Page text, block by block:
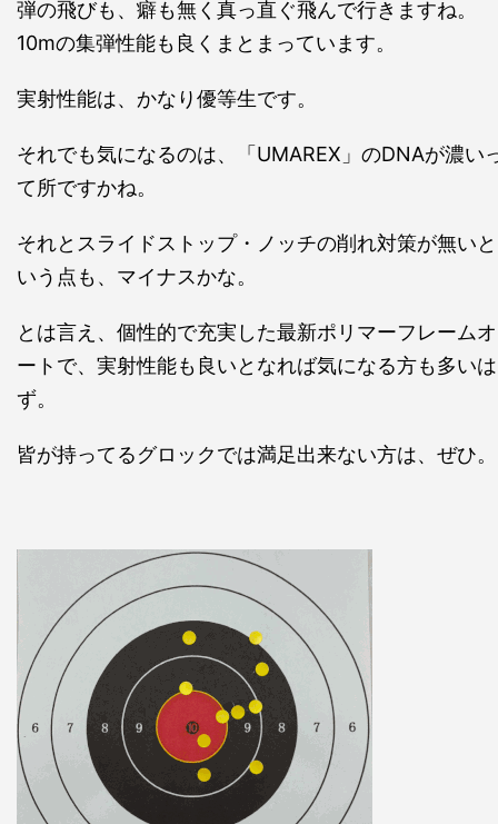
弾の飛びも、癖も無く真っ直ぐ飛んで行きますね。
10mの集弾性能も良くまとまっています。
実射性能は、かなり優等生です。
それでも気になるのは、「UMAREX」のDNAが濃い
て所ですかね。
それとスライドストップ・ノッチの削れ対策が無いと
いう点も、マイナスかな。
とは言え、個性的で充実した最新ポリマーフレームオ
ートで、実射性能も良いとなれば気になる方も多いは
ず。
皆が持ってるグロックでは満足出来ない方は、ぜひ。